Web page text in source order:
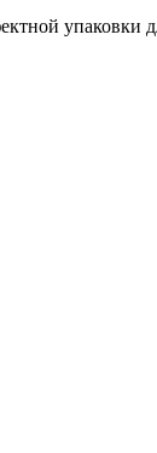
упаковки